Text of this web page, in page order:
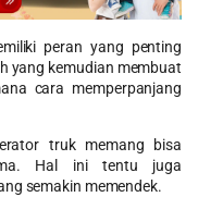
peran yang penting
yang kemudian membuat
cara memperpanjang
truk memang bisa
Hal ini tentu juga
semakin memendek.